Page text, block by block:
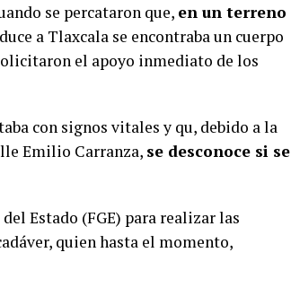
se percataron que, en un terreno
a Tlaxcala se encontraba un cuerpo
el apoyo inmediato de los
con signos vitales y qu, debido a la
Emilio Carranza, se desconoce si se
Estado (FGE) para realizar las
quien hasta el momento,